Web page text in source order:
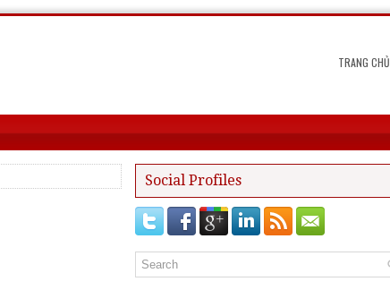
TRANG CHỦ
Social Profiles